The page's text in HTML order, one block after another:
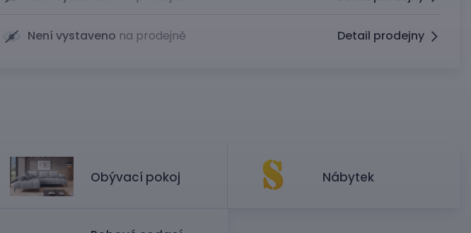
Není vystaveno na prodejně Detail prodejny
Obývací pokoj Nábytek